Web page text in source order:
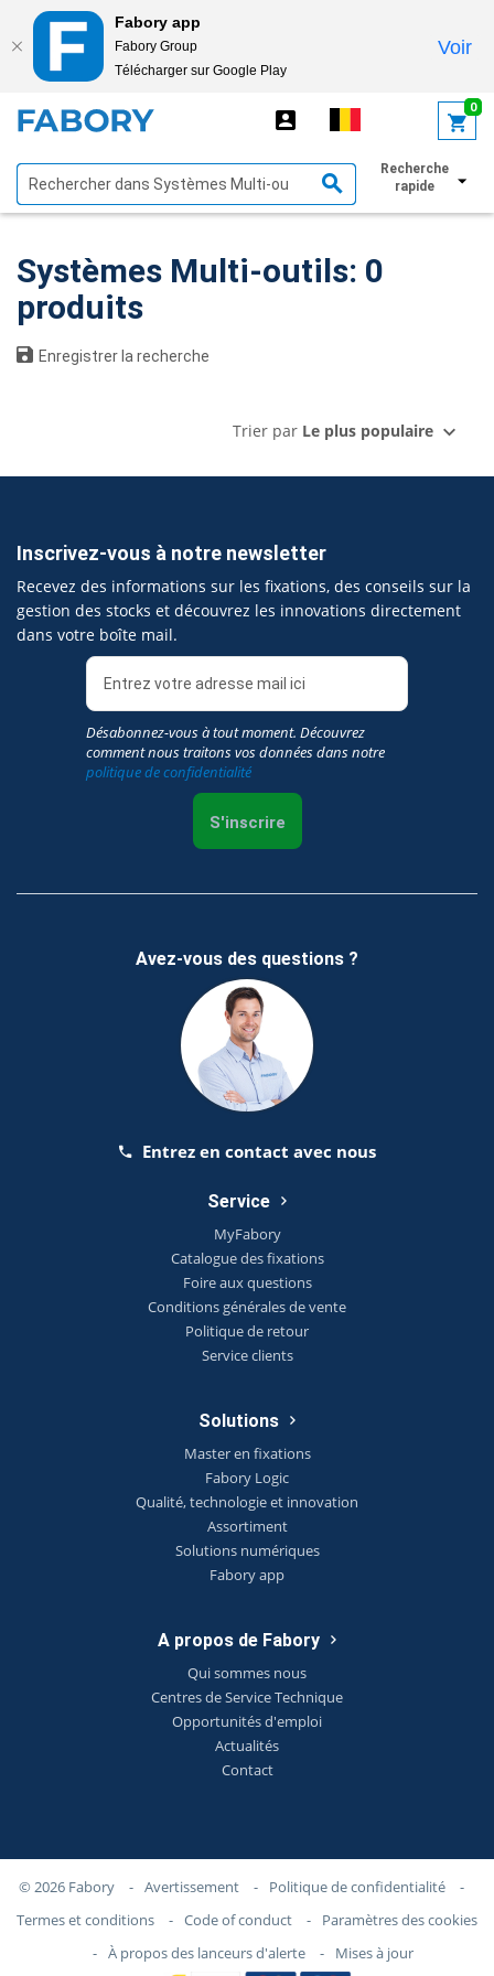
Fabory app
Fabory Group
Télécharger sur Google Play
Voir
0
Recherche
rapide
Afficher les filtres
Systèmes Multi-outils: 0
produits
Enregistrer la recherche
Trier par Le plus populaire
Inscrivez-vous à notre newsletter
Recevez des informations sur les fixations, des conseils sur la
gestion des stocks et découvrez les innovations directement
dans votre boîte mail.
Désabonnez-vous à tout moment. Découvrez
comment nous traitons vos données dans notre
politique de confidentialité
S'inscrire
Avez-vous des questions ?
Entrez en contact avec nous
Service
MyFabory
Catalogue des fixations
Foire aux questions
Conditions générales de vente
Politique de retour
Service clients
Solutions
Master en fixations
Fabory Logic
Qualité, technologie et innovation
Assortiment
Solutions numériques
Fabory app
A propos de Fabory
Qui sommes nous
Centres de Service Technique
Opportunités d'emploi
Actualités
Contact
© 2026 Fabory - Avertissement - Politique de confidentialité
-
Termes et conditions
- Code of conduct -
Paramètres des cookies
- À propos des lanceurs d'alerte - Mises à jour